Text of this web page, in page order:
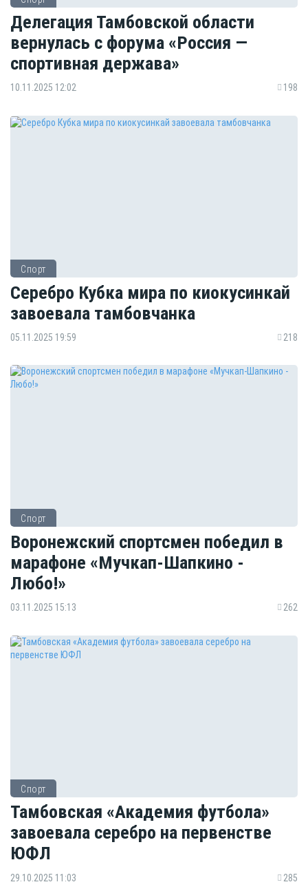
Делегация Тамбовской области
вернулась с форума «Россия —
спортивная держава»
10.11.2025 12:02 198
Спорт
Серебро Кубка мира по киокусинкай
завоевала тамбовчанка
05.11.2025 19:59 218
Спорт
Воронежский спортсмен победил в
марафоне «Мучкап-Шапкино -
Любо!»
03.11.2025 15:13 262
Спорт
Тамбовская «Академия футбола»
завоевала серебро на первенстве
ЮФЛ
29.10.2025 11:03 285